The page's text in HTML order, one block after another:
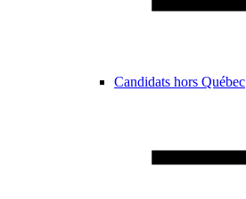
Candidats hors Québec